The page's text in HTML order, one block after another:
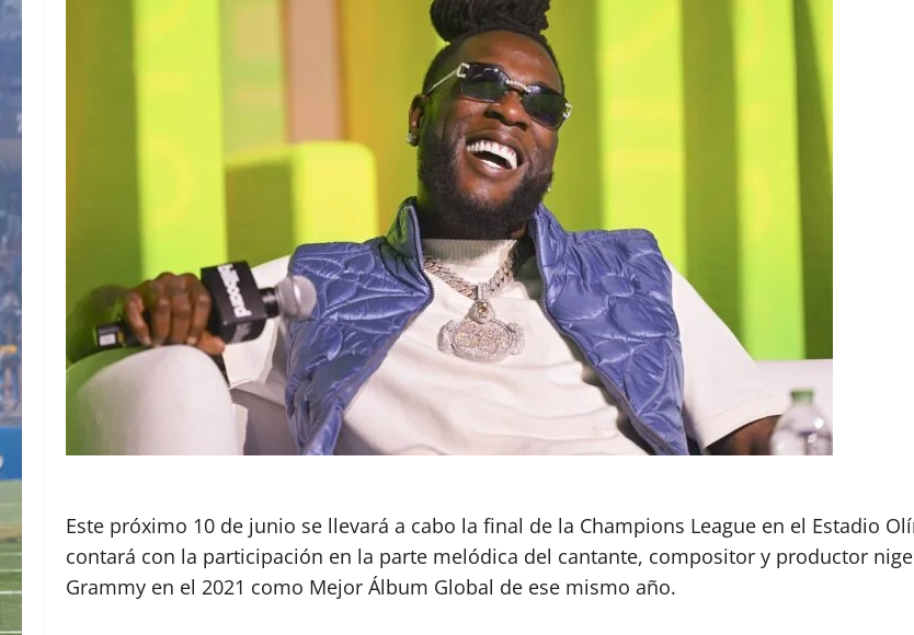
Este próximo 10 de junio se llevará a cabo la final de la Champions League en el Estadio
contará con la participación en la parte melódica del cantante, compositor y productor
Grammy en el 2021 como Mejor Álbum Global de ese mismo año.